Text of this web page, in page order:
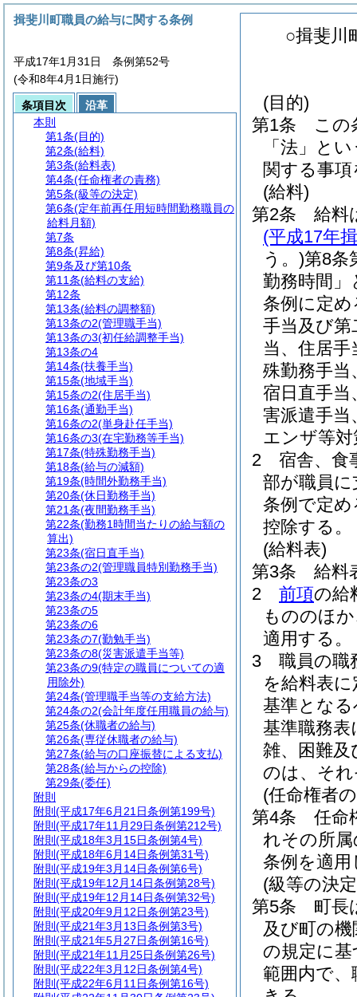
○揖斐川
(目的)
第1条
この
「法」と
関する事
(給料)
第2条
給料
(平成17年
う。)第8条
勤務時間」
条例に定め
手当及び第
当、住居
殊勤務手当
宿日直手当
害派遣手当
エンザ等
2
宿舎、食
部が職員
条例で定
控除する。
(給料表)
第3条
給料
2
前項の給
もののほ
適用する。
3
職員の職
を給料表
基準とな
基準職務
雑、困難
のは、そ
(任命権者
第4条
任命
れその所
条例を適
(級等の決
第5条
町長
及び町の
の規定に
範囲内で
揖斐川町職員の給与に関する条例
平成17年1月31日 条例第52号
(令和8年4月1日施行)
条項目次
沿革
本則
第1条(目的)
第2条(給料)
第3条(給料表)
第4条(任命権者の責務)
第5条(級等の決定)
第6条(定年前再任用短時間勤務職員の
給料月額)
第7条
第8条(昇給)
第9条及び第10条
第11条(給料の支給)
第12条
第13条(給料の調整額)
第13条の2(管理職手当)
第13条の3(初任給調整手当)
第13条の4
第14条(扶養手当)
第15条(地域手当)
第15条の2(住居手当)
第16条(通勤手当)
第16条の2(単身赴任手当)
第16条の3(在宅勤務等手当)
第17条(特殊勤務手当)
第18条(給与の減額)
第19条(時間外勤務手当)
第20条(休日勤務手当)
第21条(夜間勤務手当)
第22条(勤務1時間当たりの給与額の
算出)
第23条(宿日直手当)
第23条の2(管理職員特別勤務手当)
第23条の3
第23条の4(期末手当)
第23条の5
第23条の6
第23条の7(勤勉手当)
第23条の8(災害派遣手当等)
第23条の9(特定の職員についての適
用除外)
第24条(管理職手当等の支給方法)
第24条の2(会計年度任用職員の給与)
第25条(休職者の給与)
第26条(専従休職者の給与)
第27条(給与の口座振替による支払)
第28条(給与からの控除)
第29条(委任)
附則
附則 (平成17年6月21日条例第199号)
附則 (平成17年11月29日条例第212号)
附則 (平成18年3月15日条例第4号)
附則 (平成18年6月14日条例第31号)
附則 (平成19年3月14日条例第6号)
附則 (平成19年12月14日条例第28号)
附則 (平成19年12月14日条例第32号)
附則 (平成20年9月12日条例第23号)
附則 (平成21年3月13日条例第3号)
附則 (平成21年5月27日条例第16号)
附則 (平成21年11月25日条例第26号)
附則 (平成22年3月12日条例第4号)
附則 (平成22年6月11日条例第16号)